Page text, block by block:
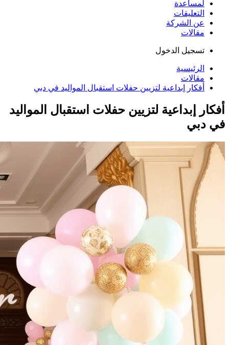
لمساعدة
التعليقات
عن الشركة
مقالات
تسجيل الدخول
الرئيسية
مقالات
أفكار إبداعية لتزيين حفلات استقبال المواليد في دبي
أفكار إبداعية لتزيين حفلات استقبال المواليد
في دبي